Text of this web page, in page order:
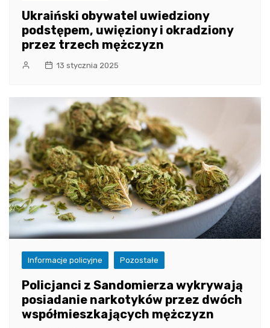
Ukraiński obywatel uwiedziony
podstępem, uwięziony i okradziony
przez trzech mężczyzn
13 stycznia 2025
Informacje policyjne Pozostałe
Policjanci z Sandomierza wykrywają
posiadanie narkotyków przez dwóch
współmieszkających mężczyzn